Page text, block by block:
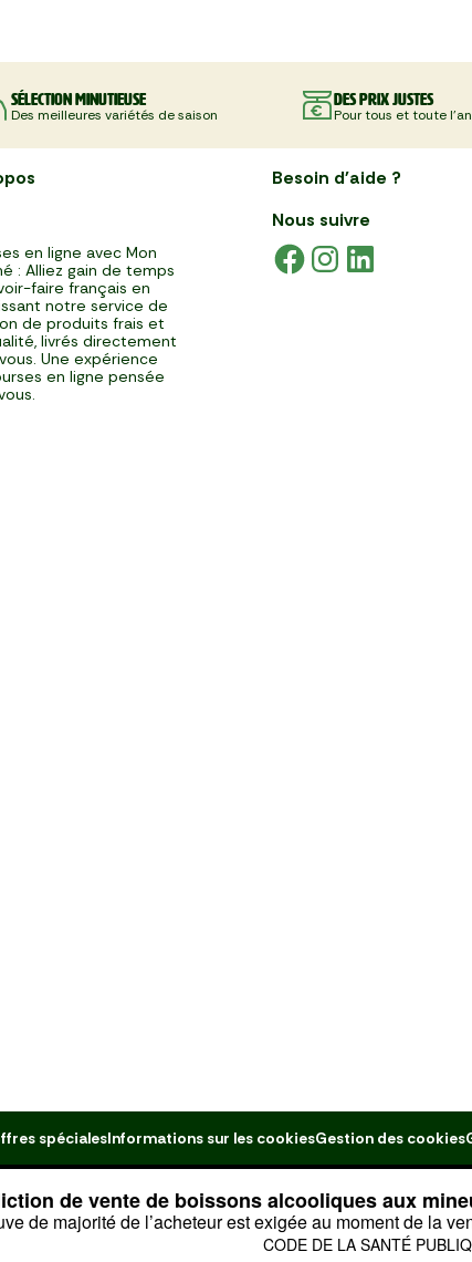
Sélection minutieuse
Des meilleures variétés de saison
Des prix justes
Pour tous et toute
en ligne avec Mon
: Alliez gain de temps
faire français en
notre service de
de produits frais et
livrés directement
Une expérience
en ligne pensée
Besoin d'aide ?
Nous suivre
spécialesInformations sur les cookiesGestion des cookies
de vente de boissons alcooliques aux
de majorité de l’acheteur est exigée au moment de la
CODE DE LA SANTÉ